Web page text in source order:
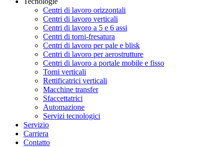
Centri di lavoro orizzontali
Centri di lavoro verticali
Centri di lavoro a 5 e 6 assi
Centri di torni-fresatura
Centri di lavoro per pale e blisk
Centri di lavoro per aerostrutture
Centri di lavoro a portale mobile e fisso
Torni verticali
Rettificatrici verticali
Macchine transfer
Sfaccettatrici
Automazione
Servizi tecnologici
Servizio
Carriera
Contatto